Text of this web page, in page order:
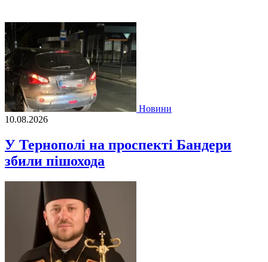
Новини
10.08.2026
У Тернополі на проспекті Бандери
збили пішохода